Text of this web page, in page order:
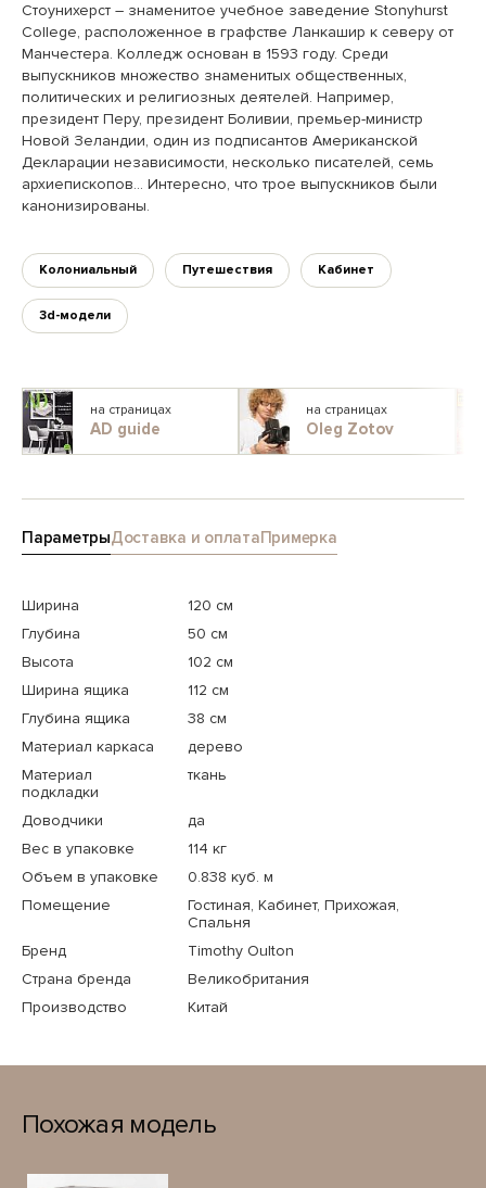
Стоунихерст – знаменитое учебное заведение Stonyhurst
College, расположенное в графстве Ланкашир к северу от
Манчестера. Колледж основан в 1593 году. Среди
выпускников множество знаменитых общественных,
политических и религиозных деятелей. Например,
президент Перу, президент Боливии, премьер-министр
Новой Зеландии, один из подписантов Американской
Декларации независимости, несколько писателей, семь
архиепископов… Интересно, что трое выпускников были
канонизированы.
Колониальный Путешествия Кабинет
3d-модели
на страницах
AD guide
на страницах
Oleg Zotov
ПараметрыДоставка и оплатаПримерка
Ширина
120 см
Глубина
50 см
Высота
102 см
Ширина ящика
112 см
Глубина ящика
38 см
Материал каркаса
дерево
Материал
подкладки
ткань
Доводчики
да
Вес в упаковке
114 кг
Объем в упаковке
0.838 куб. м
Помещение
Гостиная, Кабинет, Прихожая,
Спальня
Бренд
Timothy Oulton
Страна бренда
Великобритания
Производство
Китай
Похожая модель